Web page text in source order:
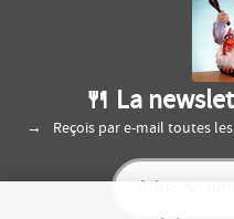
🍴 La
Reçois par e-mail toutes